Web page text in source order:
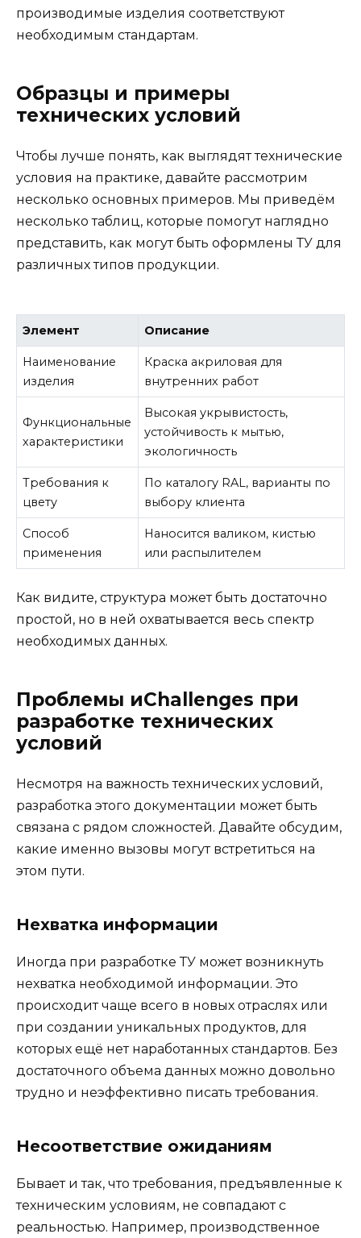
производимые изделия соответствуют
необходимым стандартам.
Образцы и примеры
технических условий
Чтобы лучше понять, как выглядят технические
условия на практике, давайте рассмотрим
несколько основных примеров. Мы приведём
несколько таблиц, которые помогут наглядно
представить, как могут быть оформлены ТУ для
различных типов продукции.
Элемент Описание
Наименование
изделия
Краска акриловая для
внутренних работ
Функциональные
характеристики
Высокая укрывистость,
устойчивость к мытью,
экологичность
Требования к
цвету
По каталогу RAL, варианты по
выбору клиента
Способ
применения
Наносится валиком, кистью
или распылителем
Как видите, структура может быть достаточно
простой, но в ней охватывается весь спектр
необходимых данных.
Проблемы иChallenges при
разработке технических
условий
Несмотря на важность технических условий,
разработка этого документации может быть
связана с рядом сложностей. Давайте обсудим,
какие именно вызовы могут встретиться на
этом пути.
Нехватка информации
Иногда при разработке ТУ может возникнуть
нехватка необходимой информации. Это
происходит чаще всего в новых отраслях или
при создании уникальных продуктов, для
которых ещё нет наработанных стандартов. Без
достаточного объема данных можно довольно
трудно и неэффективно писать требования.
Несоответствие ожиданиям
Бывает и так, что требования, предъявленные к
техническим условиям, не совпадают с
реальностью. Например, производственное